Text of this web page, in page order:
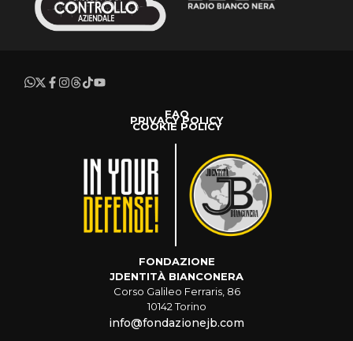
FAQ
PRIVACY POLICY
COOKIE POLICY
FONDAZIONE
JDENTITÀ BIANCONERA
Corso Galileo Ferraris, 86
10142 Torino
info@fondazionejb.com